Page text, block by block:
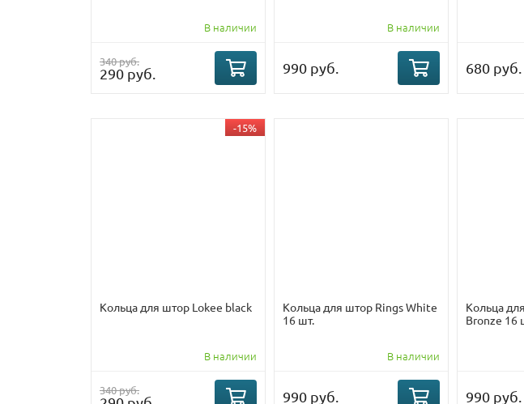
В наличии
340 руб.
290 руб.
В наличии
990 руб. 680 руб.
-15%
Кольца для штор Lokee black
В наличии
340 руб.
Кольца для штор Rings White
16 шт.
В наличии
990 руб.
Кольца
Bronze 16
990 руб.